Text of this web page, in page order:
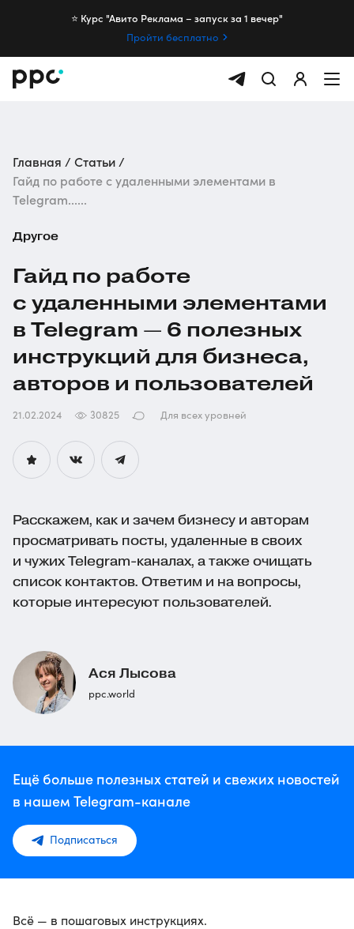
⭐️ Курс "Авито Реклама – запуск за 1 вечер"
Пройти бесплатно
Главная
Статьи
Гайд по работе с удаленными элементами в
Telegram......
Другое
Гайд по работе
с удаленными элементами
в Telegram — 6 полезных
инструкций для бизнеса,
авторов и пользователей
21.02.2024 30825 Для всех уровней
Расскажем, как и зачем бизнесу и авторам
просматривать посты, удаленные в своих
и чужих Telegram-каналах, а также очищать
список контактов. Ответим и на вопросы,
которые интересуют пользователей.
Ася Лысова
ppc.world
Ещё больше полезных статей и свежих новостей
в нашем Telegram-канале
Подписаться
Всё — в пошаговых инструкциях.